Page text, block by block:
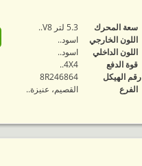
‬سعة المحرك
5.3 لتر V8..
اللون الخارجي
اسود..
اللون الداخلي
اسود..
قوة الدفع
4X4..
رقم الهيكل
8R246864
الفرع
القصيم، عنيزة..